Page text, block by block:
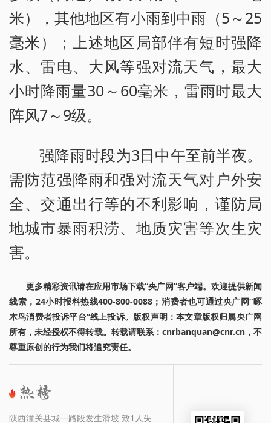
米），其他地区有小雨到中雨（5～25
毫米）；上述地区局部伴有短时强降
水、雷电、大风等强对流天气，最大
小时降雨量30～60毫米，雷雨时最大
阵风7～9级。
强降雨时段为3日中午至前半夜。
需防范强降雨和强对流天气对户外安
全、交通出行等的不利影响，谨防局
地城市暴雨积涝、地质灾害等次生灾
害。
更多精彩资讯请在应用市场下载“央广网”客户端。欢迎提供新闻
线索，24小时报料热线400-800-0088；消费者也可通过央广网“啄
木鸟消费者投诉平台”线上投诉。版权声明：本文章版权归属央广网
所有，未经授权不得转载。转载请联系：cnrbanquan@cnr.cn，不
尊重原创的行为我们将追究责任。
陕西潼关县城一路段发生滑坡 致1人失